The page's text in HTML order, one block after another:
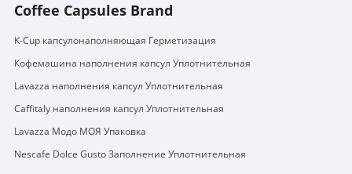
Coffee Capsules Brand
K-Cup капсулонаполняющая Герметизация
Кофемашина наполнения капсул Уплотнительная
Lavazza наполнения капсул Уплотнительная
Caffitaly наполнения капсул Уплотнительная
Lavazza Модо МОЯ Упаковка
Nescafe Dolce Gusto Заполнение Уплотнительная